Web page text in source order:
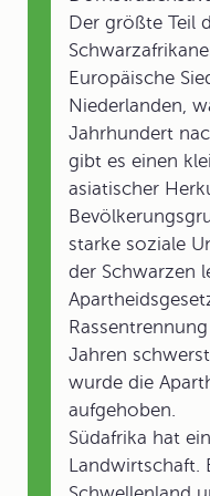
Der größte Teil
Europäische
Niederlanden,
Jahrhundert
gibt es einen
asiatischer
starke soziale
der Schwarzen
Jahren
wurde die
aufgehoben.
Südafrika hat
Landwirtschaft.